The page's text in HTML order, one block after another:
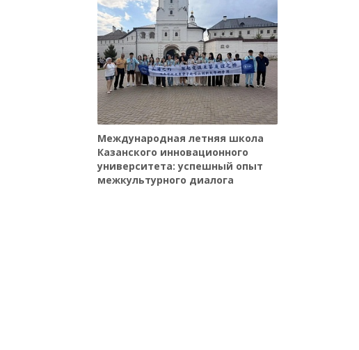
Международная летняя школа
Казанского инновационного
университета: успешный опыт
межкультурного диалога